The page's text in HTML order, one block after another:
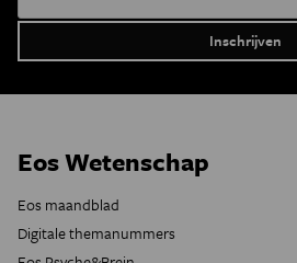
Eos Wetenschap
Eos maandblad
Digitale themanummers